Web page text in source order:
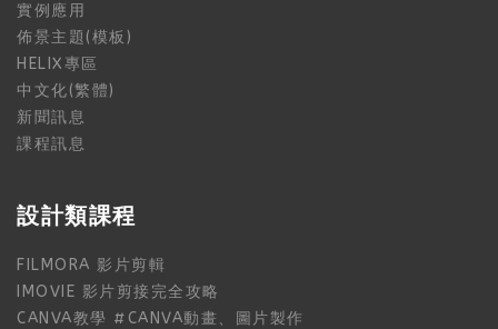
實例應用
佈景主題(模板)
HELIX專區
中文化(繁體)
新聞訊息
課程訊息
設計類課程
FILMORA 影片剪輯
IMOVIE 影片剪接完全攻略
CANVA教學 #CANVA動畫、圖片製作